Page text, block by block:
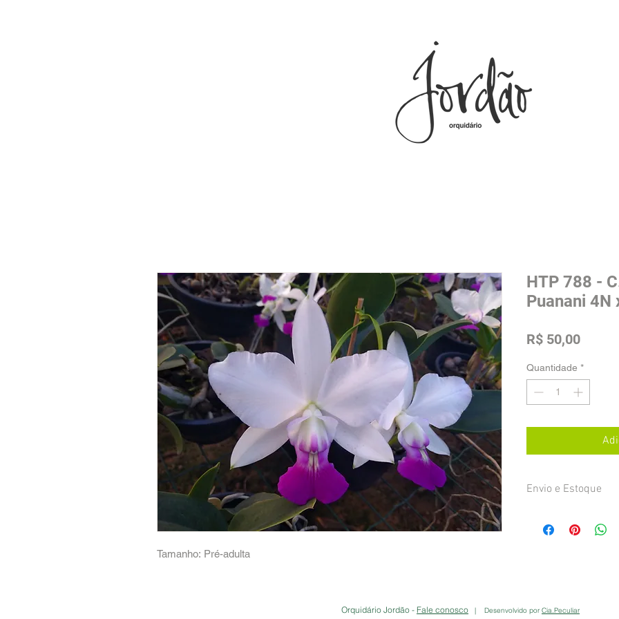
Tamanho: Pré-adulta
HTP 788 -
Puanani 4N
R$ 50,00Preço
Quantidade *
Envio e Estoque
frete pago pelo
seu pedido, neste
Orquidário Jordão - Fale conosco | Desenvolvido por Cia.Peculiar